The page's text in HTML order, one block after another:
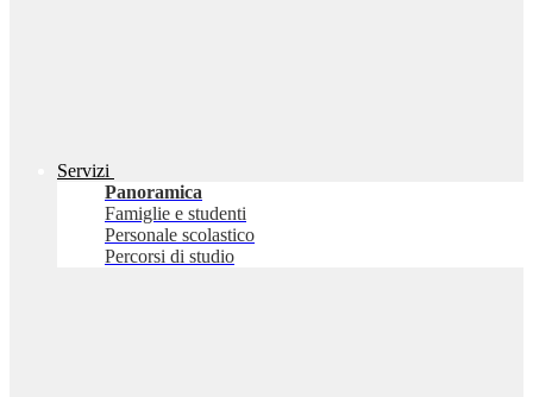
Servizi
Panoramica
Famiglie e studenti
Personale scolastico
Percorsi di studio